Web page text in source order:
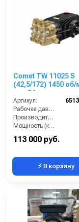
Comet TW 11025 S
(42,5/172) 1450 об/
вал 24мм
Артикул:
Рабочее давление (бар):
Производительность (л/мин):
Мощность (кВт):
113 000 руб.
⚡ В корзину